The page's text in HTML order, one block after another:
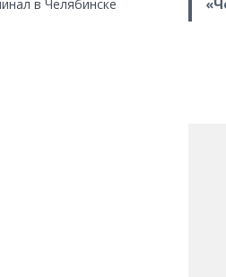
в Челябинске